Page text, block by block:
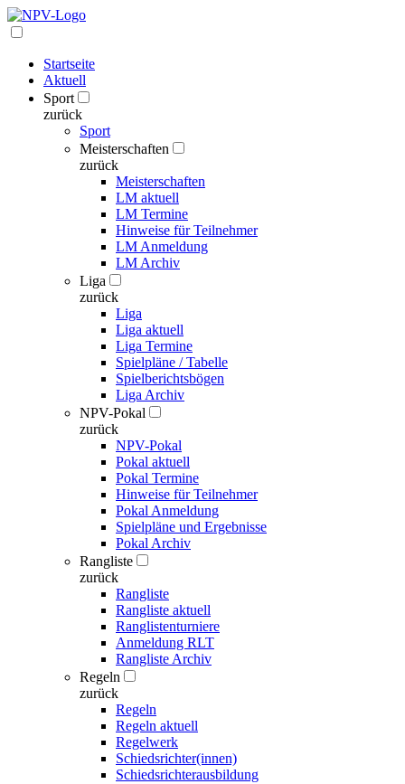
Startseite
Aktuell
Sport
zurück
Sport
Meisterschaften
zurück
Meisterschaften
LM aktuell
LM Termine
Hinweise für Teilnehmer
LM Anmeldung
LM Archiv
Liga
zurück
Liga
Liga aktuell
Liga Termine
Spielpläne / Tabelle
Spielberichtsbögen
Liga Archiv
NPV-Pokal
zurück
NPV-Pokal
Pokal aktuell
Pokal Termine
Hinweise für Teilnehmer
Pokal Anmeldung
Spielpläne und Ergebnisse
Pokal Archiv
Rangliste
zurück
Rangliste
Rangliste aktuell
Ranglistenturniere
Anmeldung RLT
Rangliste Archiv
Regeln
zurück
Regeln
Regeln aktuell
Regelwerk
Schiedsrichter(innen)
Schiedsrichterausbildung